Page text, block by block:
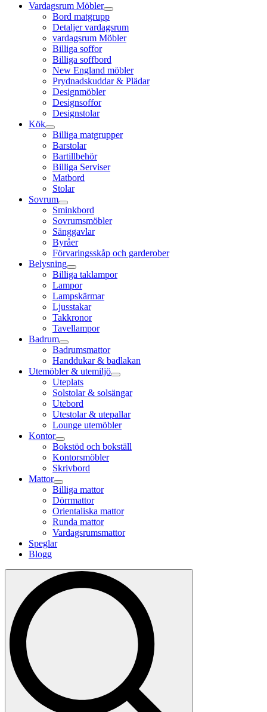
Vardagsrum Möbler
Bord matgrupp
Detaljer vardagsrum
vardagsrum Möbler
Billiga soffor
Billiga soffbord
New England möbler
Prydnadskuddar & Plädar
Designmöbler
Designsoffor
Designstolar
Kök
Billiga matgrupper
Barstolar
Bartillbehör
Billiga Serviser
Matbord
Stolar
Sovrum
Sminkbord
Sovrumsmöbler
Sänggavlar
Byråer
Förvaringsskåp och garderober
Belysning
Billiga taklampor
Lampor
Lampskärmar
Ljusstakar
Takkronor
Tavellampor
Badrum
Badrumsmattor
Handdukar & badlakan
Utemöbler & utemiljö
Uteplats
Solstolar & solsängar
Utebord
Utestolar & utepallar
Lounge utemöbler
Kontor
Bokstöd och bokställ
Kontorsmöbler
Skrivbord
Mattor
Billiga mattor
Dörrmattor
Orientaliska mattor
Runda mattor
Vardagsrumsmattor
Speglar
Blogg